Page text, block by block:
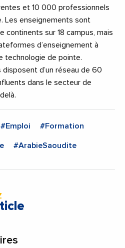
et 10 000 professionnels
Les enseignements sont
continents sur 18 campus, mais
d’enseignement à
technologie de pointe.
disposent d’un réseau de 60
dans le secteur de
#Emploi #Formation
#ArabieSaoudite